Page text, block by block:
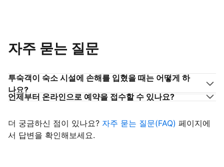
자주 묻는 질문
투숙객이 숙소 시설에 손해를 입혔을 때는 어떻게 하
나요?
언제부터 온라인으로 예약을 접수할 수 있나요?
더 궁금하신 점이 있나요? 자주 묻는 질문(FAQ) 페이지에
서 답변을 확인해보세요.